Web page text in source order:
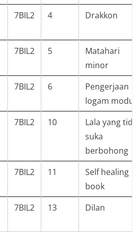
7BIL2 4 Drakkon
7BIL2 5
Matahari
minor
7BIL2 6
Pengerjaan
logam modul
7BIL2 10
Lala yang
suka
berbohong
7BIL2 11
Self healing
book
7BIL2 13 Dilan